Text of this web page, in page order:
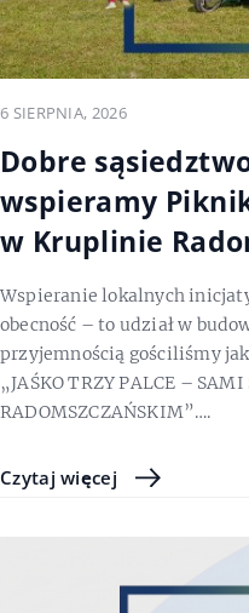
Dobre
wspieramy
w Kruplinie
6 SIERPNIA, 2026
Wspieranie lokalnych
obecność – to udział w
przyjemnością gościliśmy
„JAŚKO TRZY PALCE –
RADOMSZCZAŃSKIM”….
Czytaj więcej